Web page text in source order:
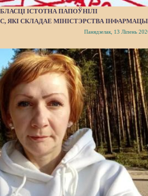
ІСТОТНА ПАПОЎНІЛІ
ЯКІ СКЛАДАЕ МІНІСТЭРСТВА
Панядзелак, 13 Ліпень